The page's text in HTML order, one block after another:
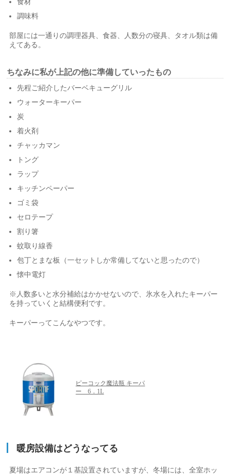
食材
調味料
部屋には一通りの調理器具、食器、人数分の寝具、タオル類は備
えてある。
ちなみに私が上記の他に準備していったもの
先程ご紹介したバーベキューグリル
ウォーターキーパー
炭
着火剤
チャッカマン
トング
ラップ
キッチンペーパー
ゴミ袋
セロテープ
割り箸
蚊取り線香
包丁とまな板（一セットしか常備してないと思ったので）
懐中電灯
※人数多いと水分補給はかかせないので、氷水を入れたキーパー
を持っていくと結構便利です。
キーパーってこんなやつです。
ピーコック魔法瓶 キーパ
ー 6．1L
暖房設備はどうなってる
夏場はエアコンが１基設置されていますが、冬場には、全室ホッ